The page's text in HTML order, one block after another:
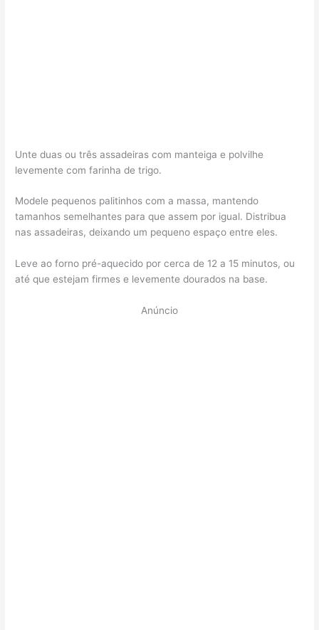
Unte duas ou três assadeiras com manteiga e polvilhe
levemente com farinha de trigo.
Modele pequenos palitinhos com a massa, mantendo
tamanhos semelhantes para que assem por igual. Distribua
nas assadeiras, deixando um pequeno espaço entre eles.
Leve ao forno pré-aquecido por cerca de 12 a 15 minutos, ou
até que estejam firmes e levemente dourados na base.
Anúncio